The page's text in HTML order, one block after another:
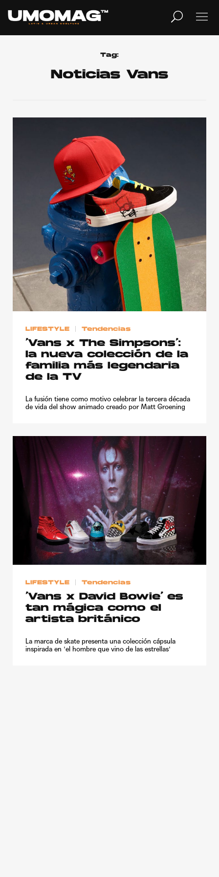
Home
Cover Story
Publicidad
Contacto
Aviso Legal
© 2015-2022 UMOMAG. PROPIEDAD DE UMO agency. TODOS LOS
DERECHOS RESERVADOS.
Tag:
Noticias Vans
LIFESTYLE Tendencias
‘Vans x The Simpsons’:
la nueva colección de la
familia más legendaria
de la TV
La fusión tiene como motivo celebrar la tercera década
de vida del show animado creado por Matt Groening
LIFESTYLE Tendencias
‘Vans x David Bowie’ es
tan mágica como el
artista británico
La marca de skate presenta una colección cápsula
inspirada en 'el hombre que vino de las estrellas'